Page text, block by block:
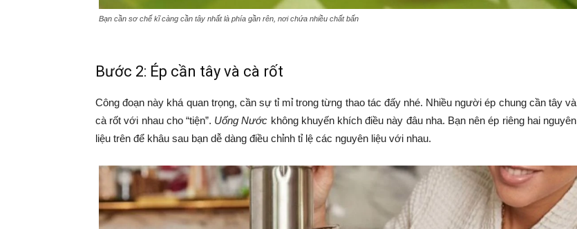
Bạn cần sơ chế kĩ càng cần tây nhất là phía gần rên, nơi chứa nhiều chất bẩn
Bước 2: Ép cần tây và cà rốt
Công đoạn này khá quan trọng, cần sự tỉ mỉ trong từng thao tác đấy nhé. Nhiều người ép chung cần tây và
cà rốt với nhau cho “tiện”. Uống Nước không khuyến khích điều này đâu nha. Bạn nên ép riêng hai nguyên
liệu trên để khâu sau bạn dễ dàng điều chỉnh tỉ lệ các nguyên liệu với nhau.